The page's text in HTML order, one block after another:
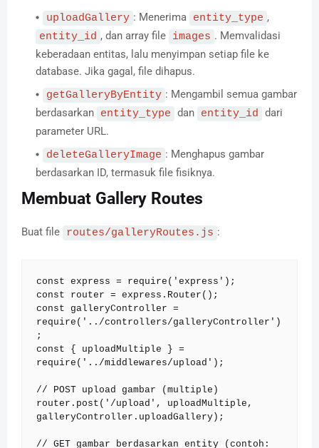
uploadGallery : Menerima entity_type ,
entity_id , dan array file images . Memvalidasi
keberadaan entitas, lalu menyimpan setiap file ke
database. Jika gagal, file dihapus.
getGalleryByEntity : Mengambil semua gambar
berdasarkan entity_type dan entity_id dari
parameter URL.
deleteGalleryImage : Menghapus gambar
berdasarkan ID, termasuk file fisiknya.
Membuat Gallery Routes
Buat file routes/galleryRoutes.js :
const express = require('express');
const router = express.Router();
const galleryController =
require('../controllers/galleryController')
;
const { uploadMultiple } =
require('../middlewares/upload');
// POST upload gambar (multiple)
router.post('/upload', uploadMultiple,
galleryController.uploadGallery);
// GET gambar berdasarkan entity (contoh: